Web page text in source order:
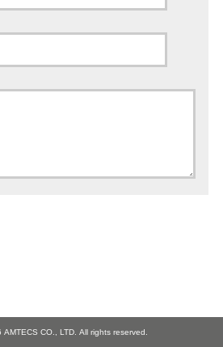
AMTECS CO., LTD. All rights reserved.